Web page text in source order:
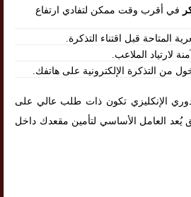
في أقرب وقت ممكن لتفادي ارتفاع
المتاحة قبل اقتناء التذكرة.
لارتياد الملاعب.
من التذكرة الإلكترونية على هاتفك.
الإنكليزي تكون ذات طلب عالي على
يُعد العامل الأساسي لتأمين مقعدك داخل